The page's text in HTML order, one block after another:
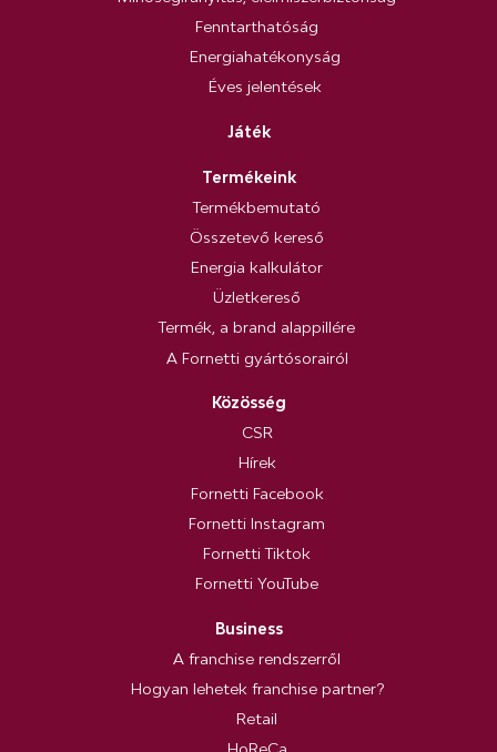
Fenntarthatóság
Energiahatékonyság
Éves jelentések
Játék
Termékeink
Termékbemutató
Összetevő kereső
Energia kalkulátor
Üzletkereső
Termék, a brand alappillére
A Fornetti gyártósorairól
Közösség
CSR
Hírek
Fornetti Facebook
Fornetti Instagram
Fornetti Tiktok
Fornetti YouTube
Business
A franchise rendszerről
Hogyan lehetek franchise partner?
Retail